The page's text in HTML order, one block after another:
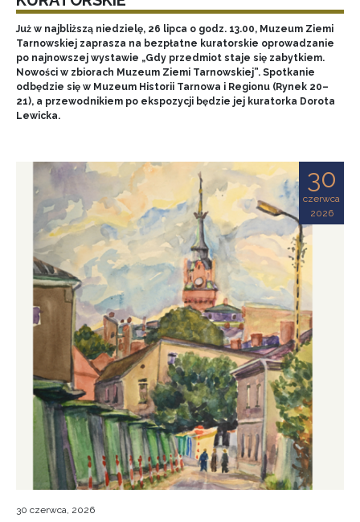
Już w najbliższą niedzielę, 26 lipca o godz. 13.00, Muzeum Ziemi
Tarnowskiej zaprasza na bezpłatne kuratorskie oprowadzanie
po najnowszej wystawie „Gdy przedmiot staje się zabytkiem.
Nowości w zbiorach Muzeum Ziemi Tarnowskiej”. Spotkanie
odbędzie się w Muzeum Historii Tarnowa i Regionu (Rynek 20–
21), a przewodnikiem po ekspozycji będzie jej kuratorka Dorota
Lewicka.
30
czerwca
2026
30 czerwca, 2026